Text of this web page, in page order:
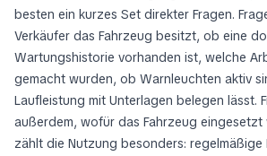
besten ein kurzes Set direkter Fragen.
Verkäufer das Fahrzeug besitzt, ob eine
Wartungshistorie vorhanden ist, welche
gemacht wurden, ob Warnleuchten aktiv
Laufleistung mit Unterlagen belegen lässt.
außerdem, wofür das Fahrzeug eingesetzt
zählt die Nutzung besonders: regelmäßige